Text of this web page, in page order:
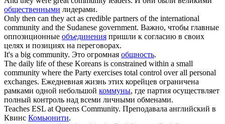
общественными лидерами.
Only then can they act as credible partners of the international
community and the Sudanese government. Важно, чтобы главные
оппозиционные объединения пришли к согласию в своих
целях и позициях на переговорах.
It's a big community. Это огромная общность.
The daily life of these Koreans is constrained within a small
community where the Party exercises total control over all personal
exchanges. Ежедневная жизнь этих корейцев ограничена
рамками одной небольшой коммуны, где партия осуществляет
полный контроль над всеми личными обменами.
Teaches ESL at Queens Community. Преподавала английский в
Квинс Комьюнити.